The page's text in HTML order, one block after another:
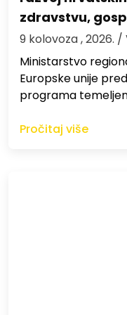
zdravstvu,
9 kolovoza , 2026. /
Ministarstvo
Europske unije
programa
Pročitaj više